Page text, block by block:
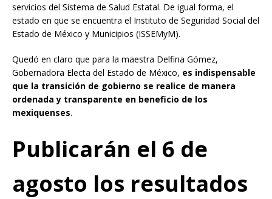
servicios del Sistema de Salud Estatal. De igual forma, el
estado en que se encuentra el Instituto de Seguridad Social del
Estado de México y Municipios (ISSEMyM).
Quedó en claro que para la maestra Delfina Gómez,
Gobernadora Electa del Estado de México, es indispensable
que la transición de gobierno se realice de manera
ordenada y transparente en beneficio de los
mexiquenses.
Publicarán el 6 de
agosto los resultados